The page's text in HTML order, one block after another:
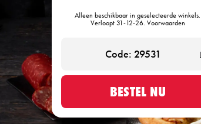
Alleen beschikbaar in geselecteerde winkels.
Verloopt 31-12-26. Voorwaarden
BESTEL NU